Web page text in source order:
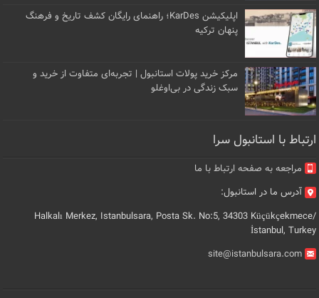
اپلیکیشن KarDes؛ راهنمای رایگان کشف تاریخ و فرهنگ
پنهان ترکیه
مرکز خرید پولات استانبول | تجربه‌ای متفاوت از خرید و
سبک زندگی در بی‌اوغلو
ارتباط با استانبول سرا
مراجعه به صفحه ارتباط با ما
آدرس ما در استانبول:
Halkalı Merkez, Istanbulsara, Posta Sk. No:5, 34303 Küçükçekmece/
İstanbul, Turkey
site@istanbulsara.com